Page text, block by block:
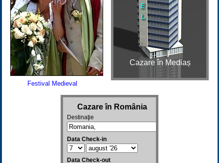
Festival Medieval
Cazare în Mediaș